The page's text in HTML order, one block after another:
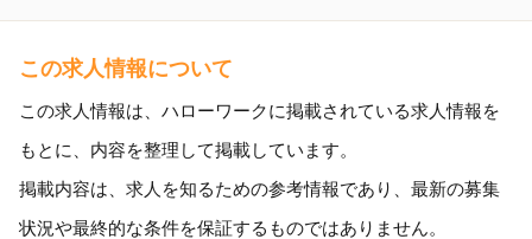
この求人情報について
この求人情報は、ハローワークに掲載されている求人情報を
もとに、内容を整理して掲載しています。
掲載内容は、求人を知るための参考情報であり、最新の募集
状況や最終的な条件を保証するものではありません。